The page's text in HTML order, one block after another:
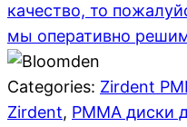
качество, то
мы оперативно
Categories: Zirdent
Zirdent, PMMA диски